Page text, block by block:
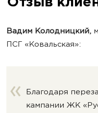
Отзыв
Вадим Колодницкий,
ПCГ «Ковальская»:
Благодаря
кампании ЖК